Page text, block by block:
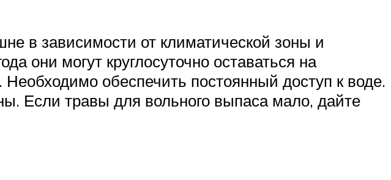
в зависимости от климатической зоны и
они могут круглосуточно оставаться на
обеспечить постоянный доступ к воде.
Если травы для вольного выпаса мало, дайте